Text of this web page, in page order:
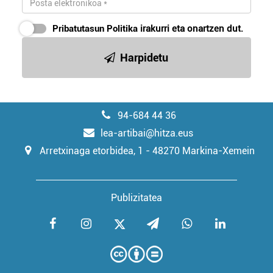
Pribatutasun Politika irakurri eta onartzen dut.
Harpidetu
94-684 44 36
lea-artibai@hitza.eus
Arretxinaga etorbidea, 1 - 48270 Markina-Xemein
Publizitatea